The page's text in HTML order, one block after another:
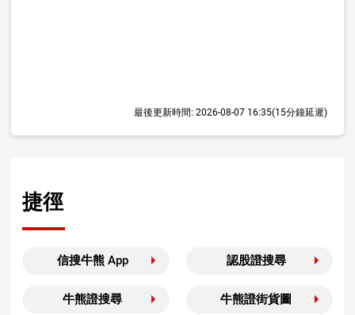
最後更新時間: 2026-08-07 16:35(15分鐘延遲)
捷徑
信搜牛熊 App 認股證搜尋
牛熊證搜尋 牛熊證街貨圖